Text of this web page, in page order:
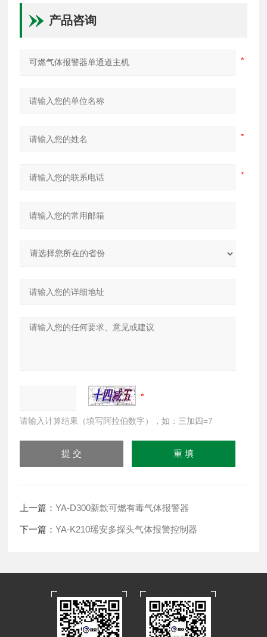
产品咨询
请输入计算结果（填写阿拉伯数字），如：三加四=7
上一篇：YA-D300新款可燃有毒气体报警器
下一篇：YA-K210瑶安多探头气体报警控制器